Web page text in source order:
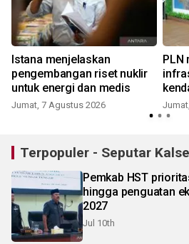
Istana menjelaskan
pengembangan riset nuklir
untuk energi dan medis
Jumat, 7 Agustus 2026
PLN
Terpopuler - Seputar
Pemkab HST
hingga penguatan
2027
Jul 10th